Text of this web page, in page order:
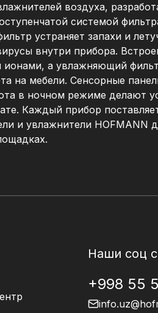
воздуха,
системой
устраняет запахи и
внутри прибора.
ионами, а увлажняющий
на мебели. Сенсорные
в ночном режиме делают
Каждый прибор
и увлажнители HOFMANN
Наши соц
+998 55